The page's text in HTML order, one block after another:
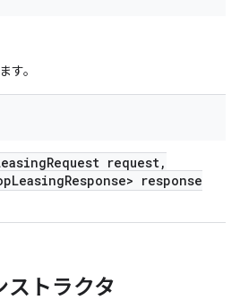
す。
Request request,
LeasingResponse> response
ストラクタ